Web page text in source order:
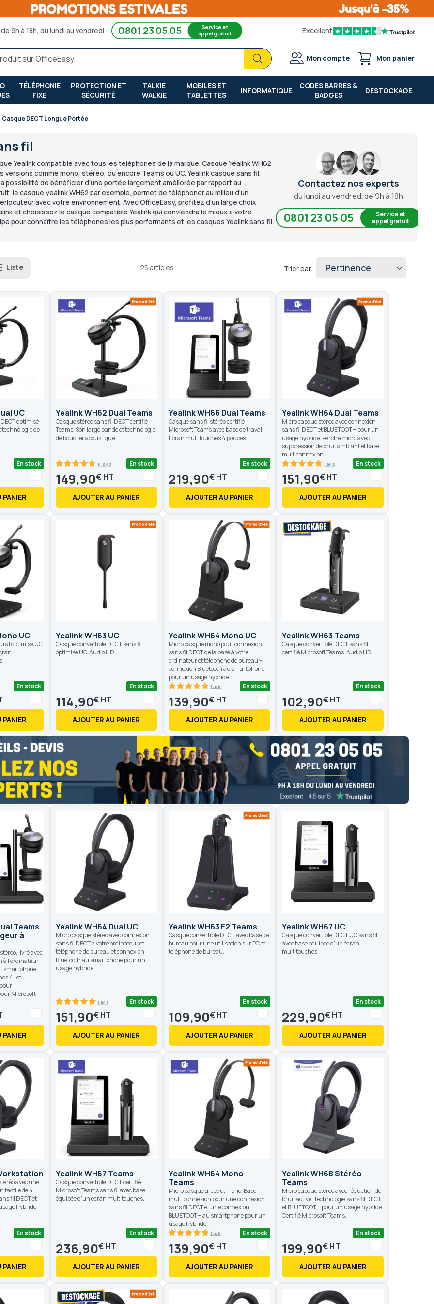
9h à 18h, du lundi au vendredi 0801 23 05 05 Service et
appel gratuit Excellent
Chercher
Chercher
Mon compte Mon panier
TÉLÉPHONIE
FIXE
PROTECTION ET
SÉCURITÉ
TALKIE
WALKIE
MOBILES ET
TABLETTES
INFORMATIQUE
CODES BARRES &
BADGES
DESTOCKAGE
Casque DECT Longue Portée
fil
Yealink compatible avec tous les téléphones de la marque. Casque Yealink WH62
comme mono, stéréo, ou encore Teams ou UC. Yealink casque sans fil,
possibilité de bénéficier d'une portée largement améliorée par rapport au
le casque yealink WH62 par exemple, permet de téléphoner au milieu d'un
avec votre environnement. Avec OfficeEasy, profitez d'un large choix
et choisissez le casque compatible Yealink qui conviendra le mieux à votre
pour connaître les téléphones les plus performants et les casques Yealink sans fil
Contactez nos experts
du lundi au vendredi de 9h à 18h
0801 23 05 05
Service et
appel gratuit
Liste 25 articles Trier par
UC
optimisé
technologie de
En stock
PANIER
Yealink WH62 Dual Teams
Casque stéréo sans fil DECT certifié
Teams. Son large bande et technologie
de bouclier acoustique.
14 avis En stock
149,90€
AJOUTER AU PANIER
Yealink WH66 Dual Teams
Casque sans fil stéréo certifié
Microsoft Teams avec base de travail.
Ecran multitouches 4 pouces.
En stock
219,90€
AJOUTER AU PANIER
Yealink WH64 Dual Teams
Micro casque stéréo avec connexion
sans fil DECT et BLUETOOTH pour un
usage hybride. Perche micro avec
suppression de bruit ambiant et base
multiconnexion.
1 avis En stock
151,90€
AJOUTER AU PANIER
UC
optimisé UC
En stock
PANIER
Yealink WH63 UC
Casque convertible DECT sans fil
optimisé UC. Audio HD.
En stock
114,90€
AJOUTER AU PANIER
Yealink WH64 Mono UC
Micro casque mono pour connexion
sans fil DECT de la base à votre
ordinateur et téléphone de bureau +
connexion Bluetooth au smartphone
pour un usage hybride.
1 avis En stock
139,90€
AJOUTER AU PANIER
Yealink WH63 Teams
Casque convertible DECT sans fil
certifié Microsoft Teams. Audio HD.
En stock
102,90€
AJOUTER AU PANIER
Teams
à
livré avec
à l'ordinateur,
smartphone
4" et
Microsoft
PANIER
Yealink WH64 Dual UC
Micro casque stéréo avec connexion
sans fil DECT à votre ordinateur et
téléphone de bureau et connexion
Bluetooth au smartphone pour un
usage hybride.
1 avis En stock
151,90€
AJOUTER AU PANIER
Yealink WH63 E2 Teams
Casque convertible DECT avec base de
bureau pour une utilisation sur PC et
téléphone de bureau.
En stock
109,90€
AJOUTER AU PANIER
Yealink WH67 UC
Casque convertible DECT UC sans fil
avec base équipée d'un écran
multitouches.
En stock
229,90€
AJOUTER AU PANIER
avec une
tactile de 4
fil DECT et
hybride.
En stock
PANIER
Yealink WH67 Teams
Casque convertible DECT certifié
Microsoft Teams sans fil avec base
équipée d'un écran multitouches.
En stock
236,90€
AJOUTER AU PANIER
Yealink WH64 Mono
Teams
Micro casque arceau, mono. Base
multi connexion pour une connexion
sans fil DECT et une connexion
BLUETOOTH au smartphone pour un
usage hybride.
1 avis En stock
139,90€
AJOUTER AU PANIER
Yealink WH68 Stéréo
Teams
Micro casque stéréo avec réduction de
bruit active. Technologie sans fil DECT
et BLUETOOTH pour un usage hybride.
Certifié Microsoft Teams.
En stock
199,90€
AJOUTER AU PANIER